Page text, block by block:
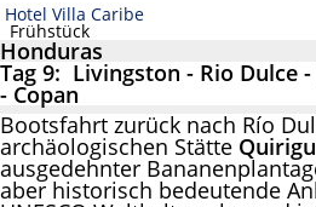
Hotel Villa Caribe
Frühstück
Honduras
Tag 9: Livingston - Rio Dulce
- Copan
Bootsfahrt zurück nach Río
archäologischen Stätte
ausgedehnter
aber historisch bedeutende